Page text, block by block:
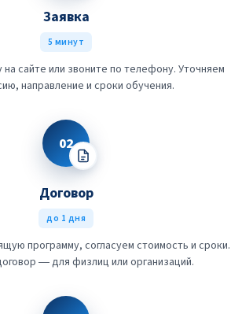
Заявка
5 минут
на сайте или звоните по телефону. Уточняем
направление и сроки обучения.
02
Договор
до 1 дня
программу, согласуем стоимость и сроки.
— для физлиц или организаций.